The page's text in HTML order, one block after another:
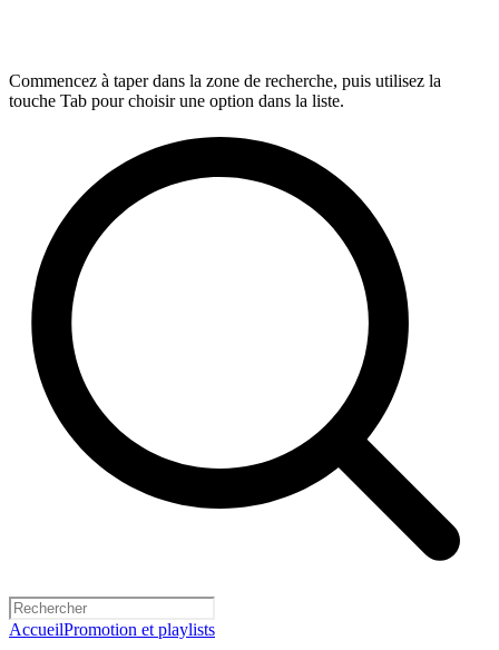
Commencez à taper dans la zone de recherche, puis utilisez la
touche Tab pour choisir une option dans la liste.
AccueilPromotion et playlists